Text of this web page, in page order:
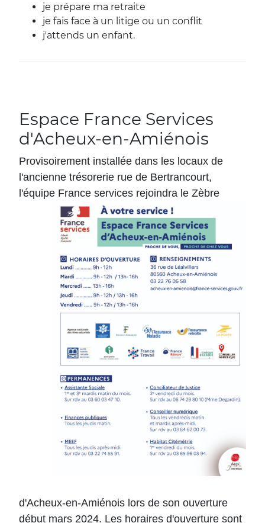
je prépare ma retraite
je fais face à un litige ou un conflit
j'attends un enfant.
Espace France Services
d'Acheux-en-Amiénois
Provisoirement installée dans les locaux de
l'ancienne trésorerie rue de Bertrancourt,
l'équipe France services rejoindra le Zèbre
d'Acheux-en-Amiénois lors de son ouverture
début mars 2024. Les horaires d'ouverture sont